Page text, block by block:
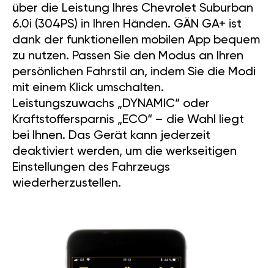
über die Leistung Ihres Chevrolet Suburban
6.0i (304PS) in Ihren Händen. GÄN GA+ ist
dank der funktionellen mobilen App bequem
zu nutzen. Passen Sie den Modus an Ihren
persönlichen Fahrstil an, indem Sie die Modi
mit einem Klick umschalten.
Leistungszuwachs „DYNAMIC“ oder
Kraftstoffersparnis „ECO“ – die Wahl liegt
bei Ihnen. Das Gerät kann jederzeit
deaktiviert werden, um die werkseitigen
Einstellungen des Fahrzeugs
wiederherzustellen.